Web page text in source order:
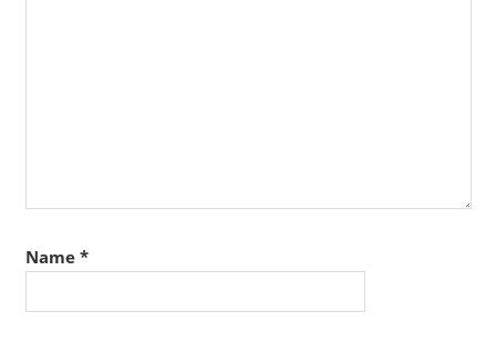
Name *